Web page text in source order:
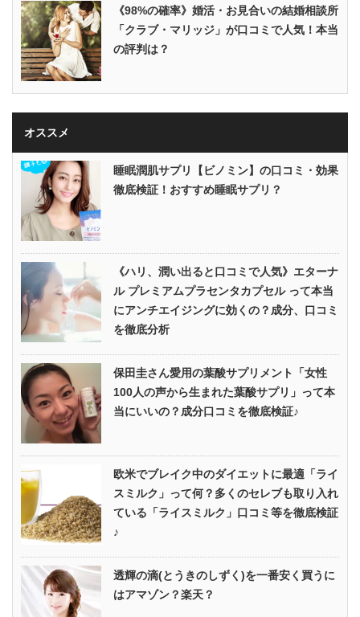
《98%の確率》婚活・お見合いの結婚相談所
「クラブ・マリッジ」が口コミで人気！本当
の評判は？
オススメ
睡眠潤肌サプリ【ビノミン】の口コミ・効果
徹底検証！おすすめ睡眠サプリ？
《ハリ、潤い出ると口コミで人気》エターナ
ル プレミアムプラセンタカプセル って本当
にアンチエイジングに効くの？成分、口コミ
を徹底分析
保田圭さん愛用の葉酸サプリメント「女性
100人の声から生まれた葉酸サプリ」って本
当にいいの？成分口コミを徹底検証♪
欧米でブレイク中のダイエットに最適「ライ
スミルク」って何？多くのセレブも取り入れ
ている「ライスミルク」口コミ等を徹底検証
♪
透輝の滴(とうきのしずく)を一番安く買うに
はアマゾン？楽天？